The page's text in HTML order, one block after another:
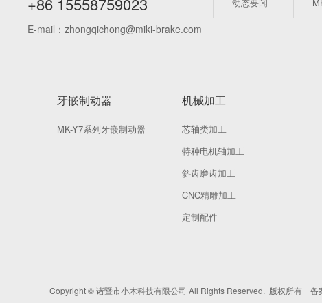
E-mail：zhongqichong@miki-brake.com
牙嵌制动器
MK-Y7系列牙嵌制动器
机械加工
芯轴类加工
特种电机轴加工
斜齿磨齿加工
CNC精雕加工
定制配件
Copyright © 诸暨市小木科技有限公司 All Rights Reserved. 版权所有 备